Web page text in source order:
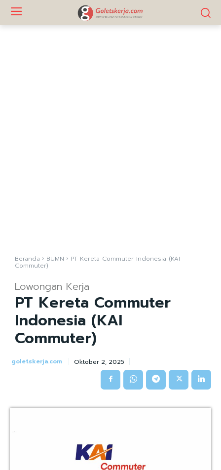
Beranda BUMN PT Kereta Commuter Indonesia (KAI
Commuter)
Lowongan Kerja
PT Kereta Commuter
Indonesia (KAI
Commuter)
goletskerja.com Oktober 2, 2025